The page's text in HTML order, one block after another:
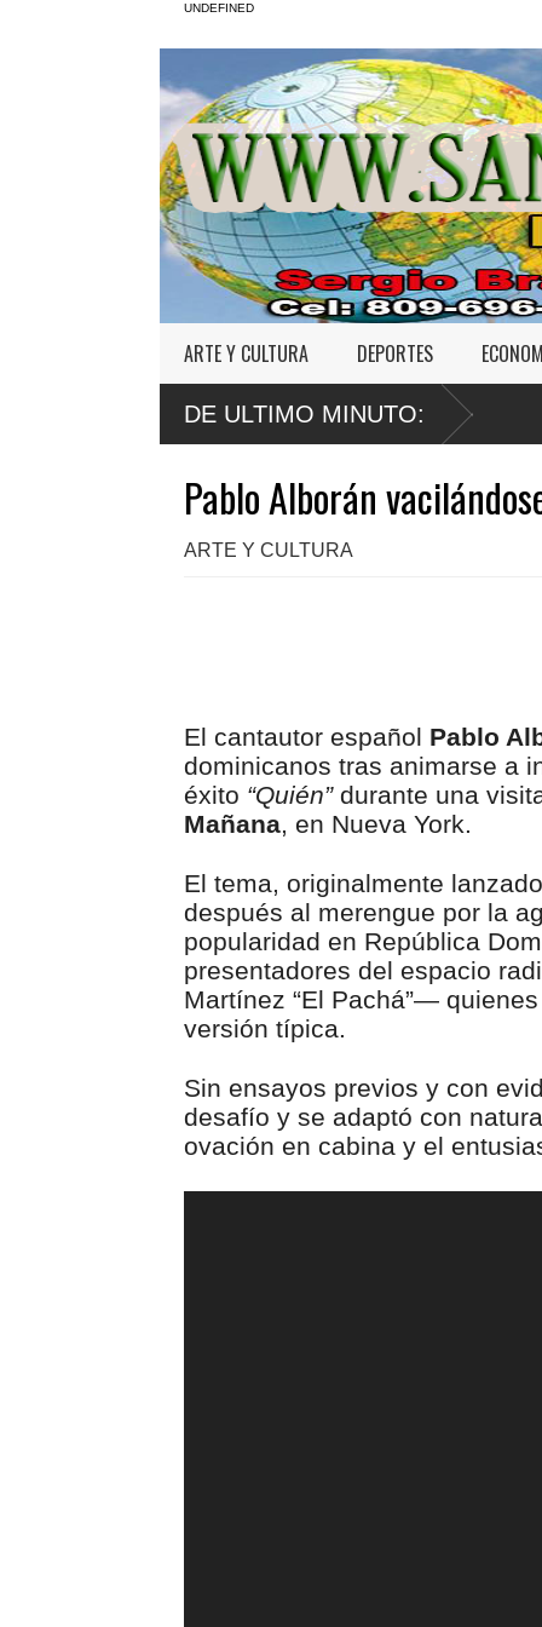
UNDEFINED
ARTE Y CULTURA DEPORTES
DE ULTIMO MINUTO:
Pablo Alborán
ARTE Y CULTURA
El cantautor español Pablo
dominicanos tras animarse a
éxito “Quién”durante una
Mañana, en Nueva York.
El tema, originalmente
después al merengue por la
popularidad en República
presentadores del espacio
Martínez “El Pachá”—
versión típica.
Sin ensayos previos y con
desafío y se adaptó con
ovación en cabina y el